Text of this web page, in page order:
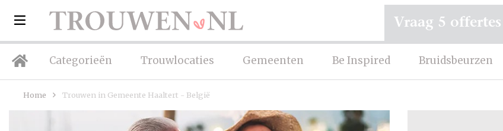
Categorieën Trouwlocaties Gemeenten Be Inspired Bruidsbeurzen
Vraag 5
Home Trouwen in Gemeente Haaltert - België